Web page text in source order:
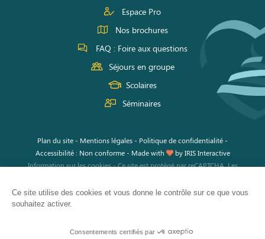
Ce site utilise des cookies et vous donne le contrôle sur ce que vous
souhaitez activer.
Consentements certifiés par
Espace Pro
Nos brochures
FAQ : Foire aux questions
Séjours en groupe
Scolaires
Séminaires
Plan du site- Mentions légales- Politique de confidentialité-
Accessibilité : Non conforme - Made with byIRIS Interactive
Information sur les cookies-Ce site est protégé par reCAPTCHA. Les
s'appliquent.